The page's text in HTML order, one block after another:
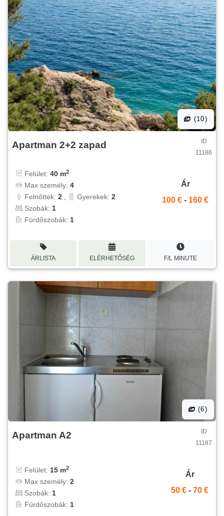
(10)
Apartman 2+2 zapad
ID
11186
Felület: 40 m2
Max személy: 4
Felnőttek: 2 , Gyerekek: 2
Szobák: 1
Fürdőszobák: 1
Ár
100 € - 160 €
ÁRLISTA ELÉRHETŐSÉG F/L MINUTE
(6)
Apartman A2
ID
11187
Felület: 15 m2
Max személy: 2
Szobák: 1
Fürdőszobák: 1
Ár
50 € - 70 €